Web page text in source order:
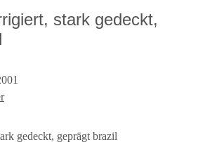
stark gedeckt,
gedeckt, geprägt brazil